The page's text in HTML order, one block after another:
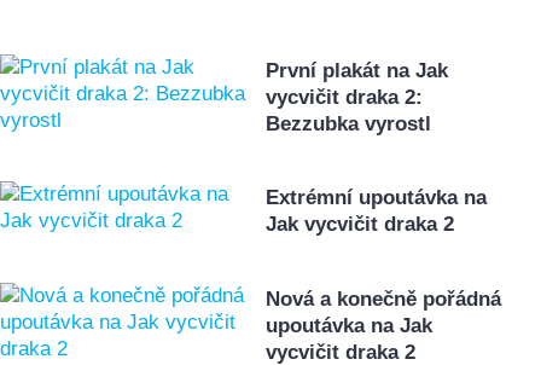
První plakát na Jak
vycvičit draka 2:
Bezzubka vyrostl
Extrémní upoutávka na
Jak vycvičit draka 2
Nová a konečně pořádná
upoutávka na Jak
vycvičit draka 2